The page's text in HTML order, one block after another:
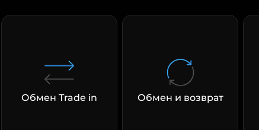
Обмен Trade in Обмен и возврат